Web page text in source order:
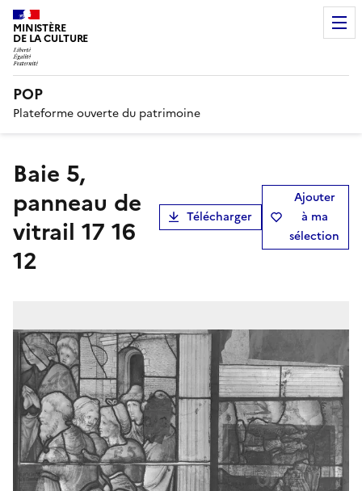
MINISTÈRE
DE LA CULTURE
POP
Plateforme ouverte du patrimoine
Baie 5,
panneau de
vitrail 17 16
12
Télécharger
Ajouter
à ma
sélection